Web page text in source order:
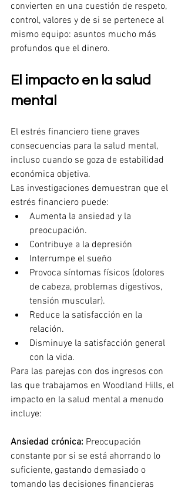
convierten en una cuestión de respeto,
control, valores y de si se pertenece al
mismo equipo: asuntos mucho más
profundos que el dinero.
El impacto en la salud
mental
El estrés financiero tiene graves
consecuencias para la salud mental,
incluso cuando se goza de estabilidad
económica objetiva.
Las investigaciones demuestran que el
estrés financiero puede:
Aumenta la ansiedad y la
preocupación.
Contribuye a la depresión
Interrumpe el sueño
Provoca síntomas físicos (dolores
de cabeza, problemas digestivos,
tensión muscular).
Reduce la satisfacción en la
relación.
Disminuye la satisfacción general
con la vida.
Para las parejas con dos ingresos con
las que trabajamos en Woodland Hills, el
impacto en la salud mental a menudo
incluye:
Ansiedad crónica: Preocupación
constante por si se está ahorrando lo
suficiente, gastando demasiado o
tomando las decisiones financieras